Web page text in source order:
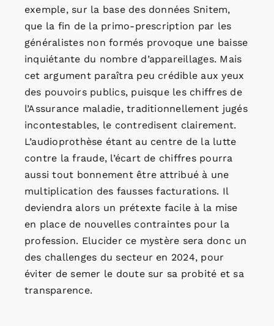
exemple, sur la base des données Snitem,
que la fin de la primo-prescription par les
généralistes non formés provoque une baisse
inquiétante du nombre d’appareillages. Mais
cet argument paraîtra peu crédible aux yeux
des pouvoirs publics, puisque les chiffres de
l’Assurance maladie, traditionnellement jugés
incontestables, le contredisent clairement.
L’audioprothèse étant au centre de la lutte
contre la fraude, l’écart de chiffres pourra
aussi tout bonnement être attribué à une
multiplication des fausses facturations. Il
deviendra alors un prétexte facile à la mise
en place de nouvelles contraintes pour la
profession. Elucider ce mystère sera donc un
des challenges du secteur en 2024, pour
éviter de semer le doute sur sa probité et sa
transparence.